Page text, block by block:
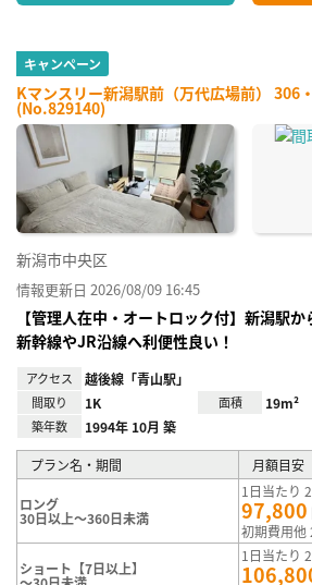
キャンペーン
Kマンスリー新潟駅前（万代広場前） 306
(No.829140)
新潟市中央区
情報更新日 2026/08/09 16:45
【管理人在中・オートロック付】新潟駅
新幹線やJR沿線へ利便性良い！
アクセス 越後線「青山駅」
間取り 1K 面積 19m²
築年数 1994年 10月 築
プラン名・期間 月額目安
ロング
30日以上～360日未満
1日当たり
97,800
初期費用他
ショート【7日以上】
1日当たり